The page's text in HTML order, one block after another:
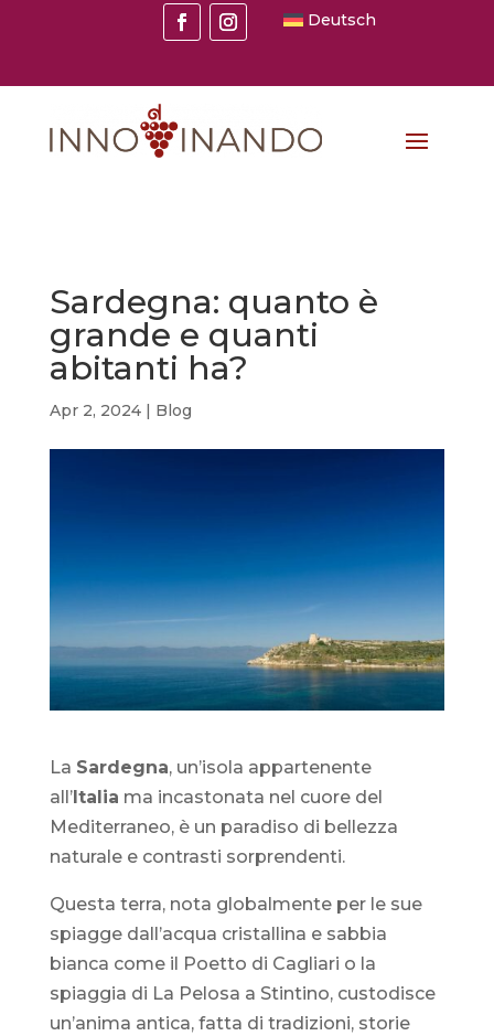
Deutsch
Sardegna: quanto è
grande e quanti
abitanti ha?
Apr 2, 2024| Blog
La Sardegna, un’isola appartenente
all’Italia ma incastonata nel cuore del
Mediterraneo, è un paradiso di bellezza
naturale e contrasti sorprendenti.
Questa terra, nota globalmente per le sue
spiagge dall’acqua cristallina e sabbia
bianca come il Poetto di Cagliari o la
spiaggia di La Pelosa a Stintino, custodisce
un’anima antica, fatta di tradizioni, storie